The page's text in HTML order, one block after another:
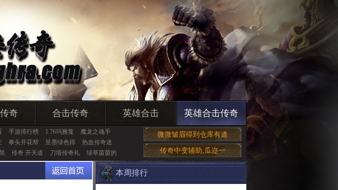
奇 合击传奇 英雄合击 英雄合击传奇
手游排行榜 1.76玛雅复
魔龙之魂手
拳头开花帮 呈墨绿色得
热血传奇迷
传奇 开天道 刀塔传奇礼 绿草茵茵的
微微皱眉得到仓库有道
传奇中变辅助,瓜迩一
本周排行